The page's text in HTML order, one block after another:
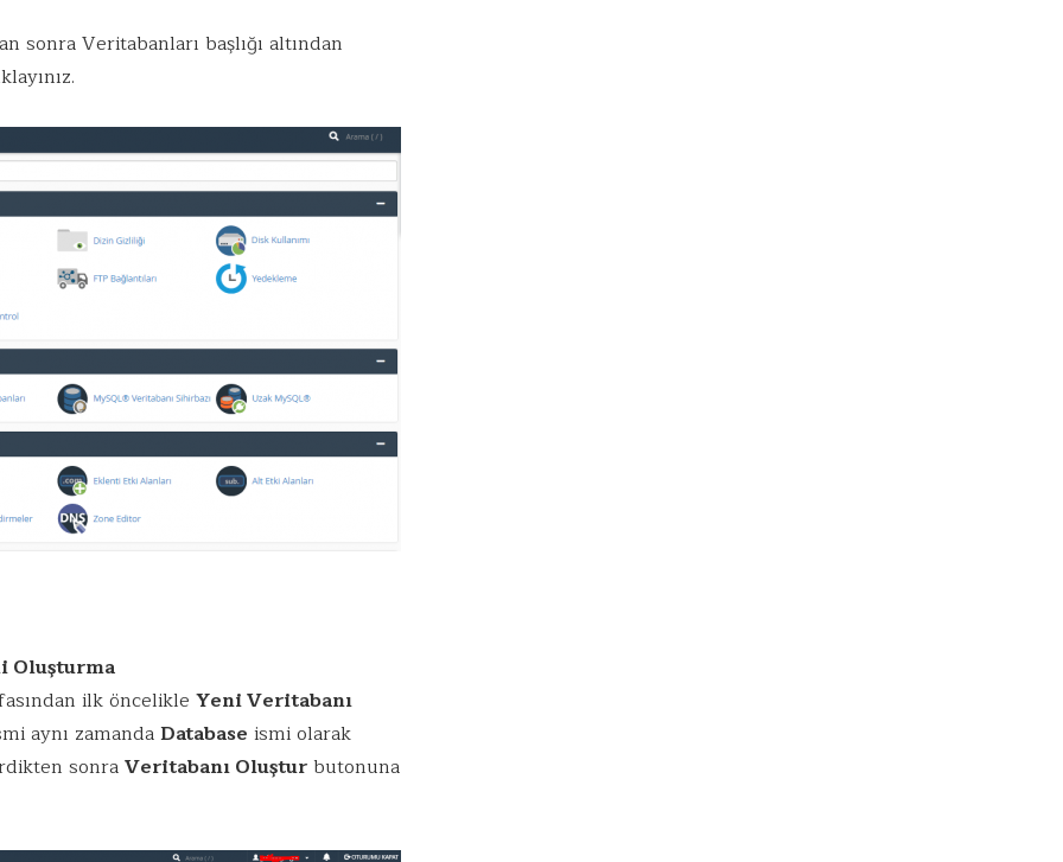
sonra Veritabanları başlığı altından
Oluşturma
ilk öncelikle Yeni Veritabanı
aynı zamandaDatabase ismi olarak
sonraVeritabanı Oluşturbutonuna